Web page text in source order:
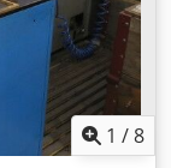
по ос Y:
на
на
Автоматично
сонда Тегло:
1 /8